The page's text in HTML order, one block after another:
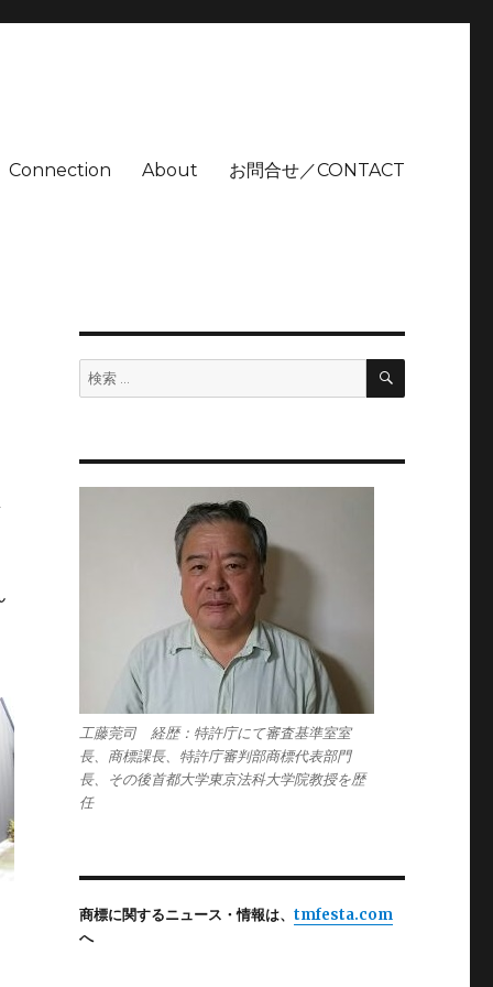
Connection About お問合せ／CONTACT
検
索:
検
工藤莞司 経歴：特許庁にて審査基準室室
長、商標課長、特許庁審判部商標代表部門
長、その後首都大学東京法科大学院教授を歴
任
商標に関するニュース・情報は、 tmfesta.com
へ